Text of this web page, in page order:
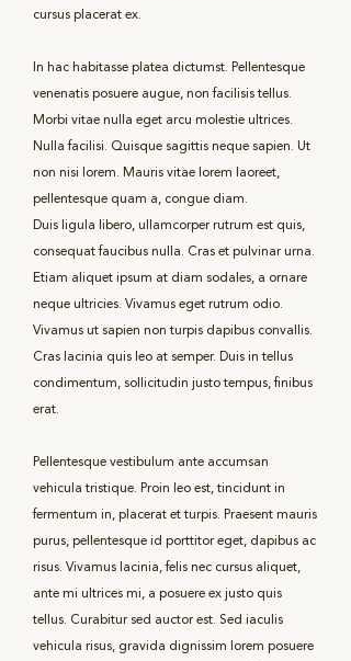
cursus placerat ex.
In hac habitasse platea dictumst. Pellentesque
venenatis posuere augue, non facilisis tellus.
Morbi vitae nulla eget arcu molestie ultrices.
Nulla facilisi. Quisque sagittis neque sapien. Ut
non nisi lorem. Mauris vitae lorem laoreet,
pellentesque quam a, congue diam.
Duis ligula libero, ullamcorper rutrum est quis,
consequat faucibus nulla. Cras et pulvinar urna.
Etiam aliquet ipsum at diam sodales, a ornare
neque ultricies. Vivamus eget rutrum odio.
Vivamus ut sapien non turpis dapibus convallis.
Cras lacinia quis leo at semper. Duis in tellus
condimentum, sollicitudin justo tempus, finibus
erat.
Pellentesque vestibulum ante accumsan
vehicula tristique. Proin leo est, tincidunt in
fermentum in, placerat et turpis. Praesent mauris
purus, pellentesque id porttitor eget, dapibus ac
risus. Vivamus lacinia, felis nec cursus aliquet,
ante mi ultrices mi, a posuere ex justo quis
tellus. Curabitur sed auctor est. Sed iaculis
vehicula risus, gravida dignissim lorem posuere